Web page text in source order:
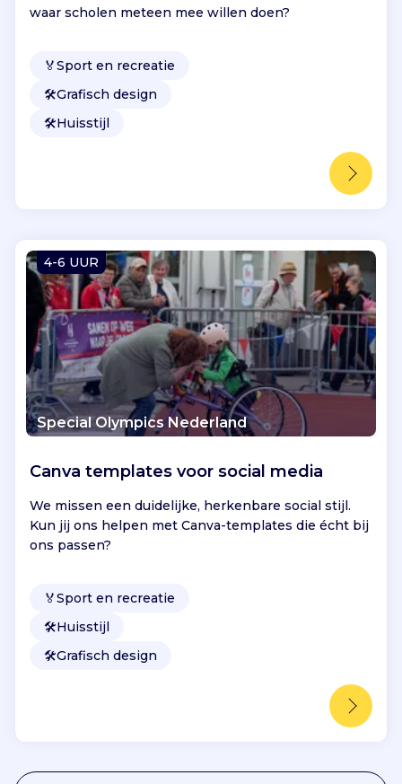
waar scholen meteen mee willen doen?
🏅Sport en recreatie
🛠️Grafisch design
🛠️Huisstijl
4-6 UUR
Special Olympics Nederland
Canva templates voor social media
We missen een duidelijke, herkenbare social stijl.
Kun jij ons helpen met Canva-templates die écht bij
ons passen?
🏅Sport en recreatie
🛠️Huisstijl
🛠️Grafisch design